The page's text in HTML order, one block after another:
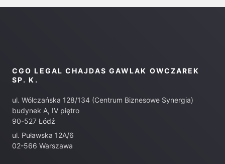
CGO LEGAL CHAJDAS GAWLAK OWCZAREK
SP. K.
ul. Wólczańska 128/134 (Centrum Biznesowe Synergia)
budynek A, IV piętro
90-527 Łódź
ul. Puławska 12A/6
02-566 Warszawa